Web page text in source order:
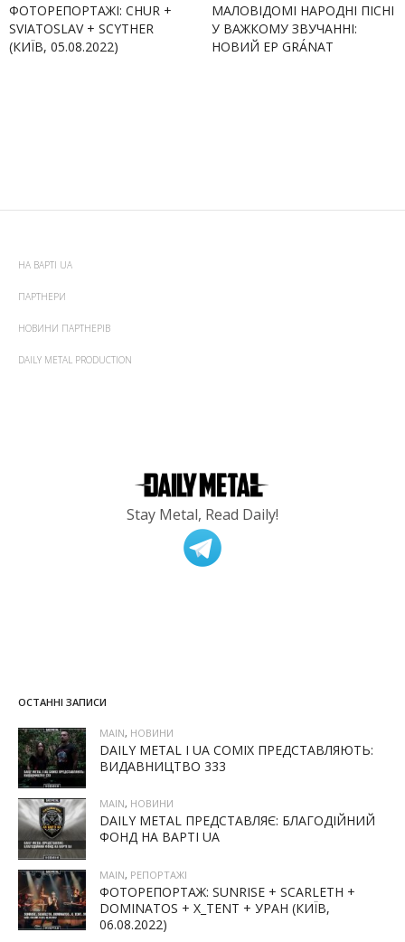
ФОТОРЕПОРТАЖІ: CHUR +
SVIATOSLAV + SCYTHER
(КИЇВ, 05.08.2022)
МАЛОВІДОМІ НАРОДНІ ПІСНІ
У ВАЖКОМУ ЗВУЧАННІ:
НОВИЙ EP GRÁNAT
НА ВАРТІ UA
ПАРТНЕРИ
НОВИНИ ПАРТНЕРІВ
DAILY METAL PRODUCTION
Stay Metal, Read Daily!
ОСТАННІ ЗАПИСИ
MAIN, НОВИНИ
DAILY METAL І UA COMIX ПРЕДСТАВЛЯЮТЬ:
ВИДАВНИЦТВО 333
MAIN, НОВИНИ
DAILY METAL ПРЕДСТАВЛЯЄ: БЛАГОДІЙНИЙ
ФОНД НА ВАРТІ UA
MAIN, РЕПОРТАЖІ
ФОТОРЕПОРТАЖ: SUNRISE + SCARLETH +
DOMINATOS + X_TENT + УРАН (КИЇВ,
06.08.2022)